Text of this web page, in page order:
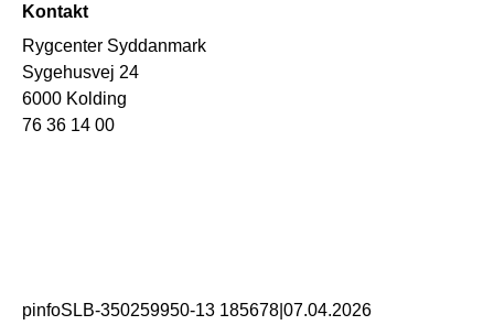
Kontakt
Rygcenter Syddanmark
Sygehusvej 24
6000 Kolding
76 36 14 00
pinfoSLB-350259950-13 185678 07.04.2026